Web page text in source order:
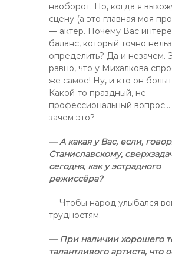
наоборот. Но, когда я
сцену (а это главная моя
— актёр. Почему Вас
баланс, который точно
определить? Да и незачем.
равно, что у Михалкова
же самое! Ну, и кто он
Какой-то праздный, не
профессиональный вопрос…
зачем это?
— А какая у Вас, если,
Станиславскому,
сегодня, как у эстрадного
режиссёра?
— Чтобы народ улыбался
трудностям.
— При наличии хорошего
талантливого артиста, что